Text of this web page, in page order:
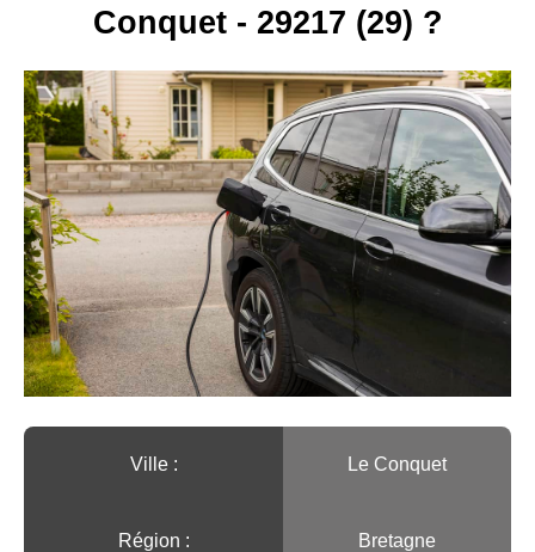
Conquet - 29217 (29) ?
Ville :️ Le Conquet
Région :️ Bretagne